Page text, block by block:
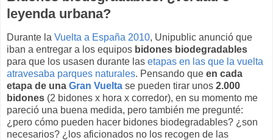
leyenda urbana?
Durante la Vuelta a España 2010, Unipublic anunció que
iban a entregar a los equipos bidones biodegradables
para que los usasen durante las etapas en las que la vuelta
atravesaba parques naturales. Pensando que en cada
etapa de una Gran Vuelta se pueden tirar unos 2.000
bidones (2 bidones x hora x corredor), en su momento me
pareció una buena medida, pero también me pregunté:
¿pero cómo pueden hacer bidones biodegradables? ¿son
necesarios? ¿los aficionados no los recogen de las